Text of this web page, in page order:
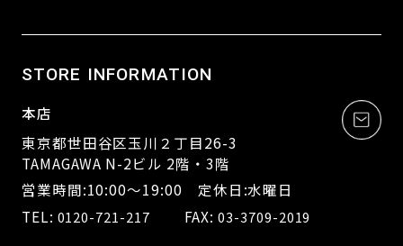
STORE INFORMATION
本店
東京都世田谷区玉川２丁目26-3
TAMAGAWA N-2ビル 2階・3階
営業時間:10:00～19:00 定休日:水曜日
TEL: 0120-721-217 FAX:03-3709-2019